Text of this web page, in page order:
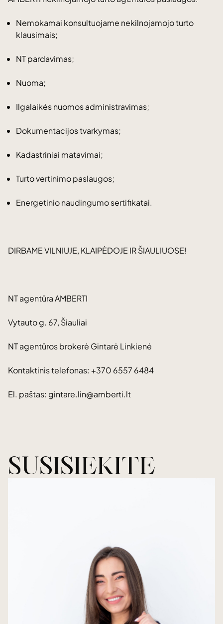
Nemokamai konsultuojame nekilnojamojo turto
klausimais;
NT pardavimas;
Nuoma;
Ilgalaikės nuomos administravimas;
Dokumentacijos tvarkymas;
Kadastriniai matavimai;
Turto vertinimo paslaugos;
Energetinio naudingumo sertifikatai.
DIRBAME VILNIUJE, KLAIPĖDOJE IR ŠIAULIUOSE!
NT agentūra AMBERTI
Vytauto g. 67, Šiauliai
NT agentūros brokerė Gintarė Linkienė
Kontaktinis telefonas: +370 6557 6484
El. paštas: gintare.lin@amberti.lt
SUSISIEKITE